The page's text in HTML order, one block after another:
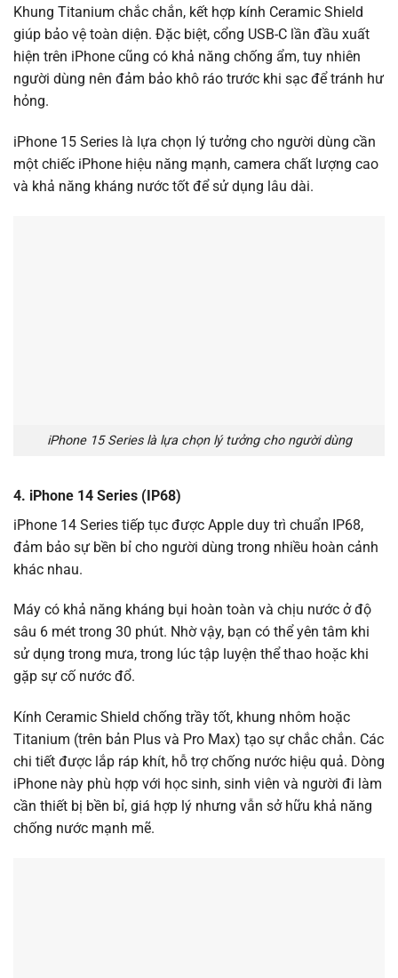
Khung Titanium chắc chắn, kết hợp kính Ceramic Shield
giúp bảo vệ toàn diện. Đặc biệt, cổng USB-C lần đầu xuất
hiện trên iPhone cũng có khả năng chống ẩm, tuy nhiên
người dùng nên đảm bảo khô ráo trước khi sạc để tránh hư
hỏng.
iPhone 15 Series là lựa chọn lý tưởng cho người dùng cần
một chiếc iPhone hiệu năng mạnh, camera chất lượng cao
và khả năng kháng nước tốt để sử dụng lâu dài.
iPhone 15 Series là lựa chọn lý tưởng cho người dùng
4. iPhone 14 Series (IP68)
iPhone 14 Series tiếp tục được Apple duy trì chuẩn IP68,
đảm bảo sự bền bỉ cho người dùng trong nhiều hoàn cảnh
khác nhau.
Máy có khả năng kháng bụi hoàn toàn và chịu nước ở độ
sâu 6 mét trong 30 phút. Nhờ vậy, bạn có thể yên tâm khi
sử dụng trong mưa, trong lúc tập luyện thể thao hoặc khi
gặp sự cố nước đổ.
Kính Ceramic Shield chống trầy tốt, khung nhôm hoặc
Titanium (trên bản Plus và Pro Max) tạo sự chắc chắn. Các
chi tiết được lắp ráp khít, hỗ trợ chống nước hiệu quả. Dòng
iPhone này phù hợp với học sinh, sinh viên và người đi làm
cần thiết bị bền bỉ, giá hợp lý nhưng vẫn sở hữu khả năng
chống nước mạnh mẽ.